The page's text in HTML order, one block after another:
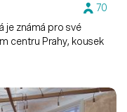
70
je známá pro své
centru Prahy, kousek